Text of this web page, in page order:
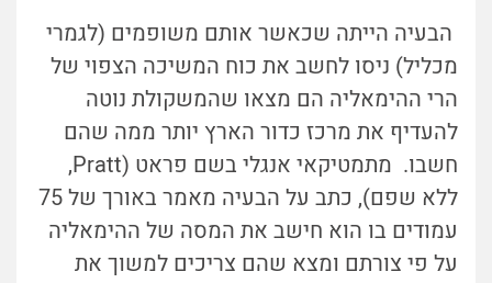
הבעיה הייתה שכאשר אותם משופמים (לגמרי
מכליל) ניסו לחשב את כוח המשיכה הצפוי של
הרי ההימאליה הם מצאו שהמשקולת נוטה
להעדיף את מרכז כדור הארץ יותר ממה שהם
חשבו. מתמטיקאי אנגלי בשם פראט (Pratt,
ללא שפם), כתב על הבעיה מאמר באורך של 75
עמודים בו הוא חישב את המסה של ההימאליה
על פי צורתם ומצא שהם צריכים למשוך את